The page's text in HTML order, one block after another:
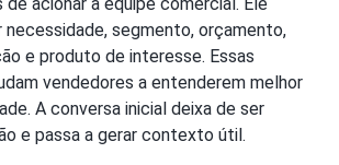
necessidade, segmento, orçamento,
e produto de interesse. Essas
vendedores a entenderem melhor
A conversa inicial deixa de ser
e passa a gerar contexto útil.